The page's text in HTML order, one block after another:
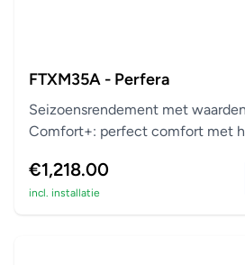
FTXM35A - Perfera
Seizoensrendement met
Comfort+: perfect comfort met
€1,218.00
incl. installatie